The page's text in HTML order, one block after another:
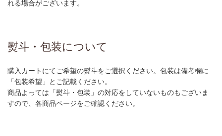
れる場合がございます。
熨斗・包装について
購入カートにてご希望の熨斗をご選択ください。包装は備考欄に
「包装希望」とご記載ください。
商品よっては「熨斗・包装」の対応をしていないものもございま
すので、各商品ページをご確認ください。